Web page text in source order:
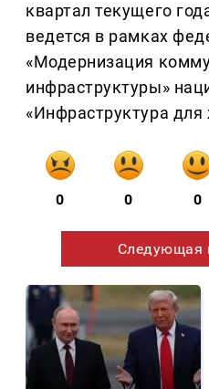
квартал текущего
ведется в рамках
«Модернизация
инфраструктуры»
«Инфраструктура для
0 0 0
Следующая